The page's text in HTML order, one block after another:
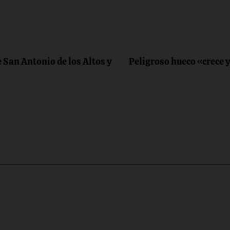
San Antonio de los Altos y Peligroso hueco «crece